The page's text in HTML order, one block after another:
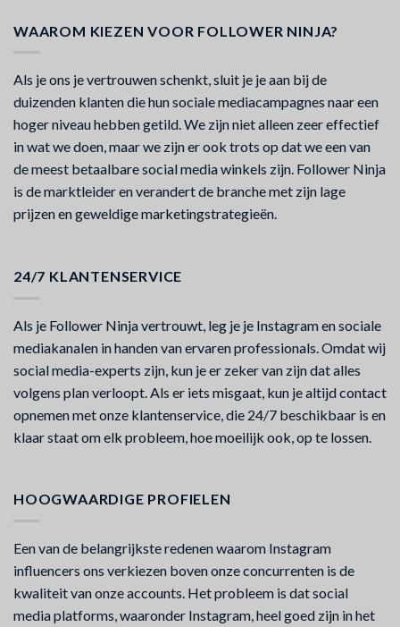
WAAROM KIEZEN VOOR FOLLOWER NINJA?
Als je ons je vertrouwen schenkt, sluit je je aan bij de
duizenden klanten die hun sociale mediacampagnes naar een
hoger niveau hebben getild. We zijn niet alleen zeer effectief
in wat we doen, maar we zijn er ook trots op dat we een van
de meest betaalbare social media winkels zijn. Follower Ninja
is de marktleider en verandert de branche met zijn lage
prijzen en geweldige marketingstrategieën.
24/7 KLANTENSERVICE
Als je Follower Ninja vertrouwt, leg je je Instagram en sociale
mediakanalen in handen van ervaren professionals. Omdat wij
social media-experts zijn, kun je er zeker van zijn dat alles
volgens plan verloopt. Als er iets misgaat, kun je altijd contact
opnemen met onze klantenservice, die 24/7 beschikbaar is en
klaar staat om elk probleem, hoe moeilijk ook, op te lossen.
HOOGWAARDIGE PROFIELEN
Een van de belangrijkste redenen waarom Instagram
influencers ons verkiezen boven onze concurrenten is de
kwaliteit van onze accounts. Het probleem is dat social
media platforms, waaronder Instagram, heel goed zijn in het